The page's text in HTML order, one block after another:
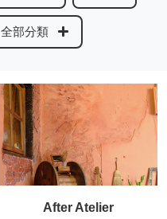
全部分類
After Atelier